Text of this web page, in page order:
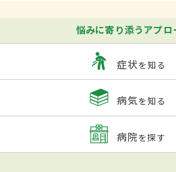
悩みに寄り添うアプロ
症状を知る
病気を知る
病院を探す